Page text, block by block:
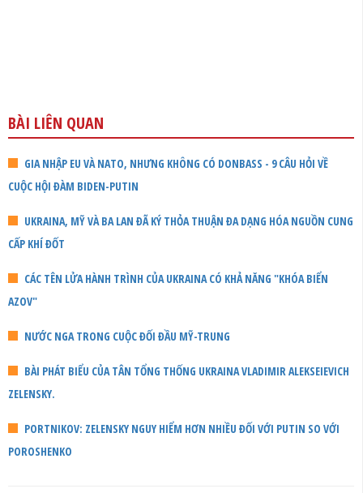
BÀI LIÊN QUAN
GIA NHẬP EU VÀ NATO, NHƯNG KHÔNG CÓ DONBASS - 9 CÂU HỎI VỀ
CUỘC HỘI ĐÀM BIDEN-PUTIN
UKRAINA, MỸ VÀ BA LAN ĐÃ KÝ THỎA THUẬN ĐA DẠNG HÓA NGUỒN CUNG
CẤP KHÍ ĐỐT
CÁC TÊN LỬA HÀNH TRÌNH CỦA UKRAINA CÓ KHẢ NĂNG "KHÓA BIỂN
AZOV"
NƯỚC NGA TRONG CUỘC ĐỐI ĐẦU MỸ-TRUNG
BÀI PHÁT BIỂU CỦA TÂN TỔNG THỐNG UKRAINA VLADIMIR ALEKSEIEVICH
ZELENSKY.
PORTNIKOV: ZELENSKY NGUY HIỂM HƠN NHIỀU ĐỐI VỚI PUTIN SO VỚI
POROSHENKO